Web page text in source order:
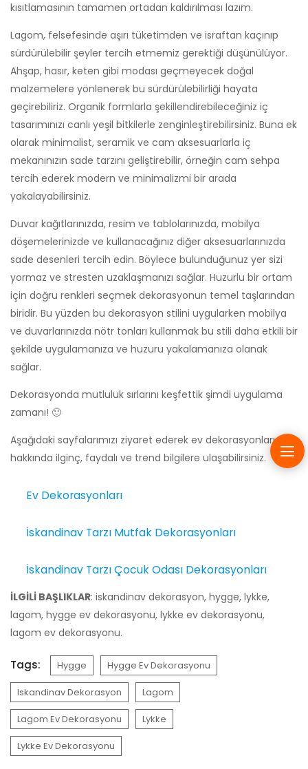
kısıtlamasının tamamen ortadan kaldırılması lazım.
Lagom, felsefesinde aşırı tüketimden ve israftan kaçınıp
sürdürülebilir şeyler tercih etmemiz gerektiği düşünülüyor.
Ahşap, hasır, keten gibi modası geçmeyecek doğal
malzemelere yönlenerek bu sürdürülebilirliği hayata
geçirebiliriz. Organik formlarla şekillendirebileceğiniz iç
tasarımınızı canlı yeşil bitkilerle zenginleştirebilirsiniz. Buna ek
olarak minimalist, seramik ve cam aksesuarlarla iç
mekanınızın sade tarzını geliştirebilir, örneğin cam sehpa
tercih ederek modern ve minimalizmi bir arada
yakalayabilirsiniz.
Duvar kağıtlarınızda, resim ve tablolarınızda, mobilya
döşemelerinizde ve kullanacağınız diğer aksesuarlarınızda
sade desenleri tercih edin. Böylece bulunduğunuz yer sizi
yormaz ve stresten uzaklaşmanızı sağlar. Huzurlu bir ortam
için doğru renkleri seçmek dekorasyonun temel taşlarından
biridir. Bu yüzden bu dekorasyon stilini uygularken mobilya
ve duvarlarınızda nötr tonları kullanmak bu stili daha etkili bir
şekilde uygulamanıza ve huzuru yakalamanıza olanak
sağlar.
Dekorasyonda mutluluk sırlarını keşfettik şimdi uygulama
zamanı! 🙂
Aşağıdaki sayfalarımızı ziyaret ederek ev dekorasyonları
hakkında ilginç, faydalı ve trend bilgilere ulaşabilirsiniz.
Ev Dekorasyonları
İskandinav Tarzı Mutfak Dekorasyonları
İskandinav Tarzı Çocuk Odası Dekorasyonları
İLGİLİ BAŞLIKLAR: iskandinav dekorasyon, hygge, lykke,
lagom, hygge ev dekorasyonu, lykke ev dekorasyonu,
lagom ev dekorasyonu.
Tags: Hygge Hygge Ev Dekorasyonu
Iskandinav Dekorasyon Lagom
Lagom Ev Dekorasyonu Lykke
Lykke Ev Dekorasyonu